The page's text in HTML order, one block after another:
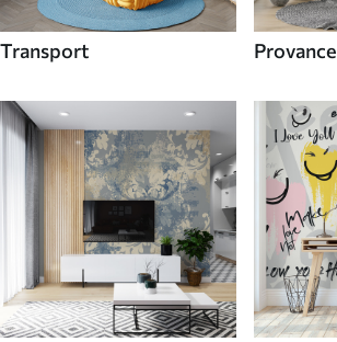
Transport Provance